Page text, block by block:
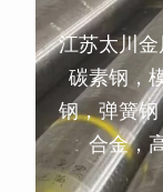
江苏太川
碳素钢，
钢，弹簧
合金，